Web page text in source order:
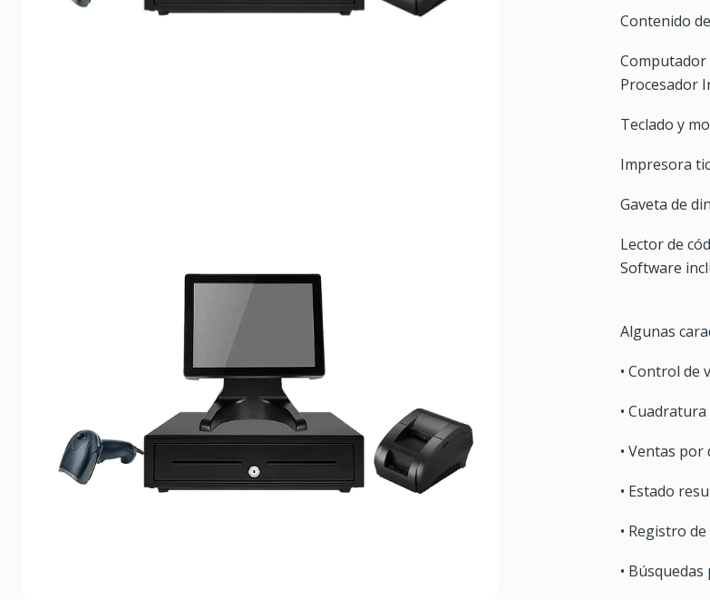
Contenido
Computador
Procesador
Teclado y
Impresora
Gaveta de
Lector de
Software
Algunas
• Control de
•
• Ventas
• Estado
• Registro
•